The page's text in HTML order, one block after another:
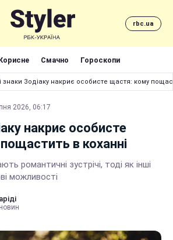
rbc.ua
Смачно Гороскопи
знаки Зодіаку накриє особисте щастя: кому
2026, 06:17
накриє особисте
в коханні
романтичні зустрічі, тоді як інші
можливості